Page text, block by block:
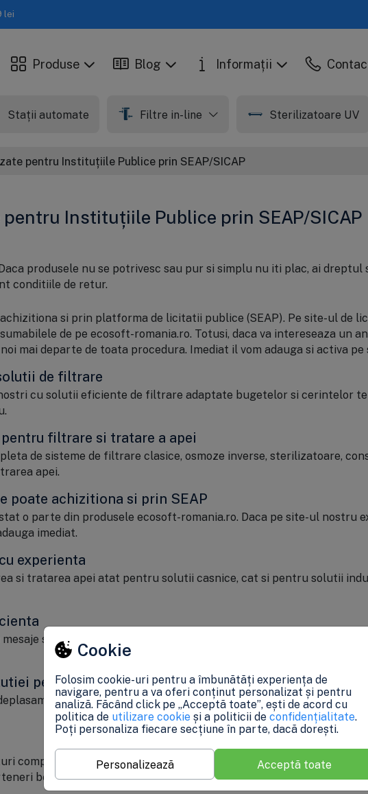
lei
Produse Blog Informații
Stații automate Filtre in-line Sterilizatoare UV
pentru Instituțiile Publice prin SEAP/SICAP
Instituțiile Publice prin SEAP/SICAP
produsele nu se potrivesc sau pur si simplu nu iti plac, ai
conditiile de retur.
achizitiona si prin platforma de licitatii publice (SEAP). Pe site-ul de
de pe ecosoft-romania.ro. Totusi, daca va intereseaza un
mai departe de toata procedura. Imediat il vom adauga si activa
de filtrare
cu solutii eficiente de filtrare adaptate bugetelor si cerintelor
filtrare si tratare a apei
de sisteme de filtrare clasice, osmoze inverse, sterilizatoare,
apei.
poate achizitiona si prin SEAP
o parte din produsele ecosoft-romania.ro. Daca pe site-ul nostru
imediat.
experienta
si tratarea apei atat pentru solutii casnice, cat si pentru solutii
si pastram legatura cu clientii pe toate platformele posibile:
pentru ofertare si constatare
si la sediul clientului pentru a vedea concret care este
completa. Asta inseamna ca orice client FILTR.ro beneficiaza de
beneficiaza de drepturile legale de retur.
Cookie
Folosim cookie-uri pentru a îmbunătăți experiența de
navigare, pentru a va oferi conținut personalizat și pentru
analiză. Făcând click pe „Acceptă toate”, ești de acord cu
politica de utilizare cookie și a politicii de confidențialitate.
Poți personaliza fiecare secțiune în parte, dacă dorești.
Personalizează Acceptă toate